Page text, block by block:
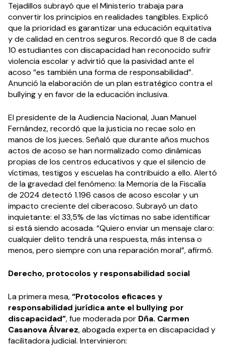
Tejadillos subrayó que el Ministerio trabaja para
convertir los principios en realidades tangibles. Explicó
que la prioridad es garantizar una educación equitativa
y de calidad en centros seguros. Recordó que 8 de cada
10 estudiantes con discapacidad han reconocido sufrir
violencia escolar y advirtió que la pasividad ante el
acoso “es también una forma de responsabilidad”.
Anunció la elaboración de un plan estratégico contra el
bullying y en favor de la educación inclusiva.
El presidente de la Audiencia Nacional, Juan Manuel
Fernández, recordó que la justicia no recae solo en
manos de los jueces. Señaló que durante años muchos
actos de acoso se han normalizado como dinámicas
propias de los centros educativos y que el silencio de
víctimas, testigos y escuelas ha contribuido a ello. Alertó
de la gravedad del fenómeno: la Memoria de la Fiscalía
de 2024 detectó 1.196 casos de acoso escolar y un
impacto creciente del ciberacoso. Subrayó un dato
inquietante: el 33,5% de las víctimas no sabe identificar
si está siendo acosada. “Quiero enviar un mensaje claro:
cualquier delito tendrá una respuesta, más intensa o
menos, pero siempre con una reparación moral”, afirmó.
Derecho, protocolos y responsabilidad social
La primera mesa,“Protocolos eficaces y
responsabilidad jurídica ante el bullying por
discapacidad”, fue moderada por Dña. Carmen
Casanova Álvarez, abogada experta en discapacidad y
facilitadora judicial. Intervinieron: